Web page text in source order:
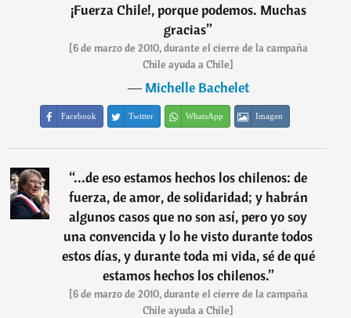
¡Fuerza Chile!, porque podemos. Muchas
gracias”
[6 de marzo de 2010, durante el cierre de la campaña
Chile ayuda a Chile]
―Michelle Bachelet
Facebook Twitter WhatsApp Imagen
“...de eso estamos hechos los chilenos: de
fuerza, de amor, de solidaridad; y habrán
algunos casos que no son así, pero yo soy
una convencida y lo he visto durante todos
estos días, y durante toda mi vida, sé de qué
estamos hechos los chilenos.”
[6 de marzo de 2010, durante el cierre de la campaña
Chile ayuda a Chile]